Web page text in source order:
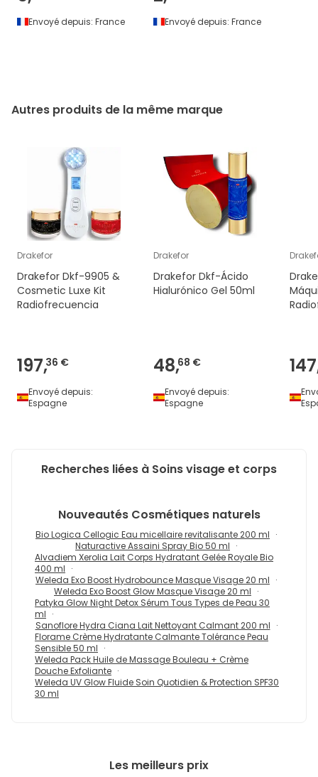
Envoyé depuis: France Envoyé depuis: France
Autres produits de la même marque
Drakefor
Drakefor Dkf-9905 &
Cosmetic Luxe Kit
Radiofrecuencia
197,36 €
Envoyé depuis:
Espagne
Drakefor
Drakefor Dkf-Ácido
Hialurónico Gel 50ml
48,68 €
Envoyé depuis:
Espagne
Recherches liées à Soins visage et corps
Nouveautés Cosmétiques naturels
Bio Logica Cellogic Eau micellaire revitalisante 200 ml
Naturactive Assaini Spray Bio 50 ml
Alvadiem Xerolia Lait Corps Hydratant Gelée Royale Bio
400 ml
Weleda Exo Boost Hydrobounce Masque Visage 20 ml
Weleda Exo Boost Glow Masque Visage 20 ml
Patyka Glow Night Detox Sérum Tous Types de Peau 30
ml
Sanoflore Hydra Ciana Lait Nettoyant Calmant 200 ml
Florame Crème Hydratante Calmante Tolérance Peau
Sensible 50 ml
Weleda Pack Huile de Massage Bouleau + Crème
Douche Exfoliante
Weleda UV Glow Fluide Soin Quotidien & Protection SPF30
30 ml
Les meilleurs prix